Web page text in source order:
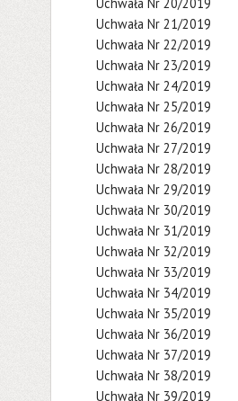
Uchwała Nr 21/2019
Uchwała Nr 22/2019
Uchwała Nr 23/2019
Uchwała Nr 24/2019
Uchwała Nr 25/2019
Uchwała Nr 26/2019
Uchwała Nr 27/2019
Uchwała Nr 28/2019
Uchwała Nr 29/2019
Uchwała Nr 30/2019
Uchwała Nr 31/2019
Uchwała Nr 32/2019
Uchwała Nr 33/2019
Uchwała Nr 34/2019
Uchwała Nr 35/2019
Uchwała Nr 36/2019
Uchwała Nr 37/2019
Uchwała Nr 38/2019
Uchwała Nr 39/2019